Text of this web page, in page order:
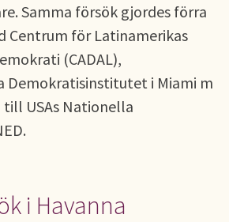
Samma försök gjordes förra
Centrum för Latinamerikas
(CADAL),
Demokratisinstitutet i Miami m
USAs Nationella
i Havanna